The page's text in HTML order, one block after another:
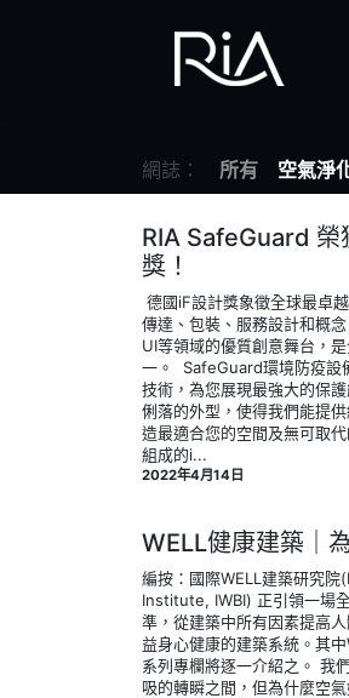
網誌： 所有 空氣淨
RIA SafeGuard
獎！
德國iF設計獎象徵全球最卓
傳達、包裝、服務設計和概
UI等領域的優質創意舞台，
一。 ‍ SafeGuard環境防疫設
技術，為您展現最強大的保
俐落的外型，使得我們能提
造最適合您的空間及無可取
組成的i...
2022年4月14日
WELL健康建築｜
編按：國際WELL建築研究
Institute, IWBI) 正引領一場
準，從建築中所有因素提高
益身心健康的建築系統。其
系列專欄將逐一介紹之。 我
吸的轉瞬之間，但為什麼空